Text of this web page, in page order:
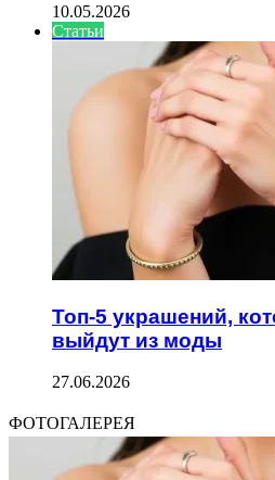
10.05.2026
Статьи
Топ-5 украшений,
выйдут из моды
27.06.2026
ФОТОГАЛЕРЕЯ